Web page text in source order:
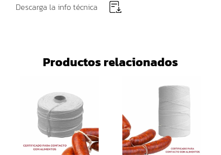
Descarga la info técnica
Productos relacionados